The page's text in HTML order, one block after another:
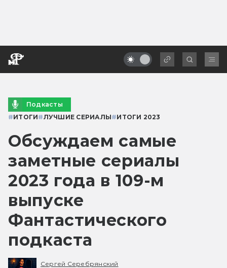
Подкасты
#ИТОГИ#ЛУЧШИЕ СЕРИАЛЫ#ИТОГИ 2023
Обсуждаем самые
заметные сериалы
2023 года в 109-м
выпуске
Фантастического
подкаста
Сергей Серебрянский